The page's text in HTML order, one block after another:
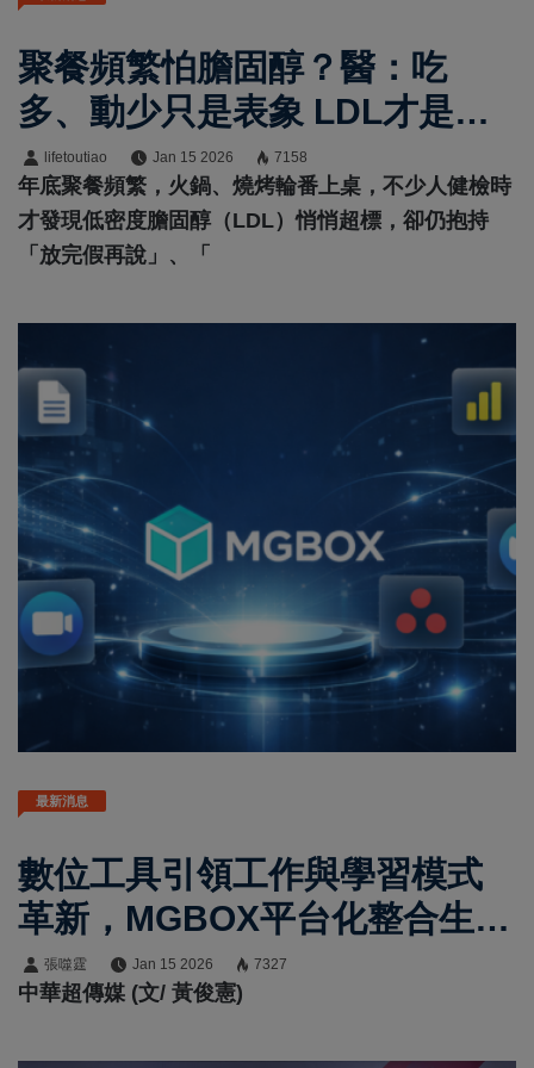
聚餐頻繁怕膽固醇？醫：吃
多、動少只是表象 LDL才是心
血管急症元凶
lifetoutiao Jan 15 2026 7158
年底聚餐頻繁，火鍋、燒烤輪番上桌，不少人健檢時
才發現低密度膽固醇（LDL）悄悄超標，卻仍抱持
「放完假再說」、「
最新消息
數位工具引領工作與學習模式
革新，MGBOX平台化整合生成
式AI助力效率與競爭力提升
張噬霆 Jan 15 2026 7327
中華超傳媒 (文/ 黃俊憲)